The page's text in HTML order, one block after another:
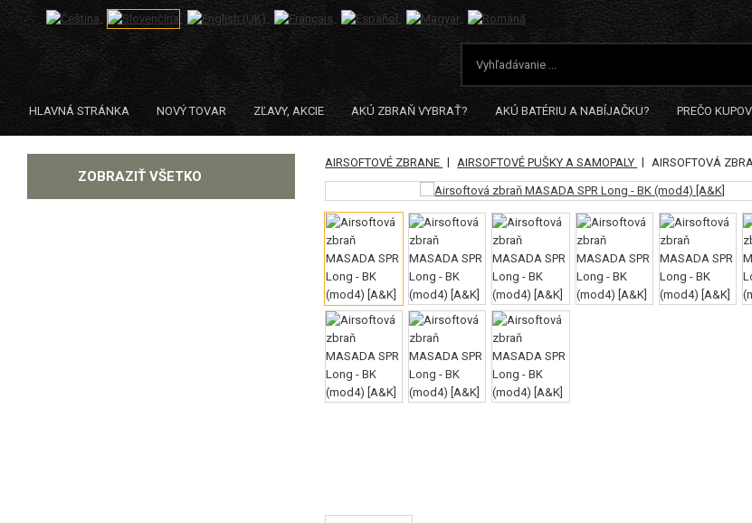
HLAVNÁ STRÁNKA NOVÝ TOVAR ZĽAVY, AKCIE AKÚ ZBRAŇ VYBRAŤ? AKÚ BATÉRIU A NABÍJAČKU? PREČO
KATEGÓRIE
ZOBRAZIŤ VŠETKO
AIRSOFTOVÉ ZBRANE | AIRSOFTOVÉ PUŠKY A SAMOPALY | AIRSOFTOVÁ